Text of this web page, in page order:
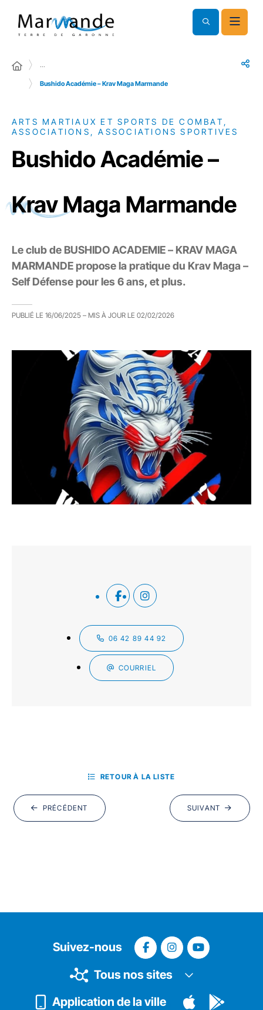
…
Bushido Académie – Krav Maga Marmande
ARTS MARTIAUX ET SPORTS DE COMBAT,
ASSOCIATIONS, ASSOCIATIONS SPORTIVES
Bushido Académie –
Krav Maga Marmande
Le club de BUSHIDO ACADEMIE – KRAV MAGA
MARMANDE propose la pratique du Krav Maga –
Self Défense pour les 6 ans, et plus.
PUBLIÉ LE 16/06/2025 – MIS À JOUR LE 02/02/2026
06 42 89 44 92
COURRIEL
PRÉCÉDENT
RETOUR À LA LISTE
SUIVANT
Suivez-nous
Tous nos sites
Application de la ville